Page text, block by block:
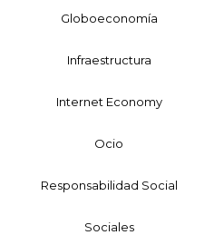
Globoeconomía
Infraestructura
Internet Economy
Ocio
Responsabilidad Social
Sociales